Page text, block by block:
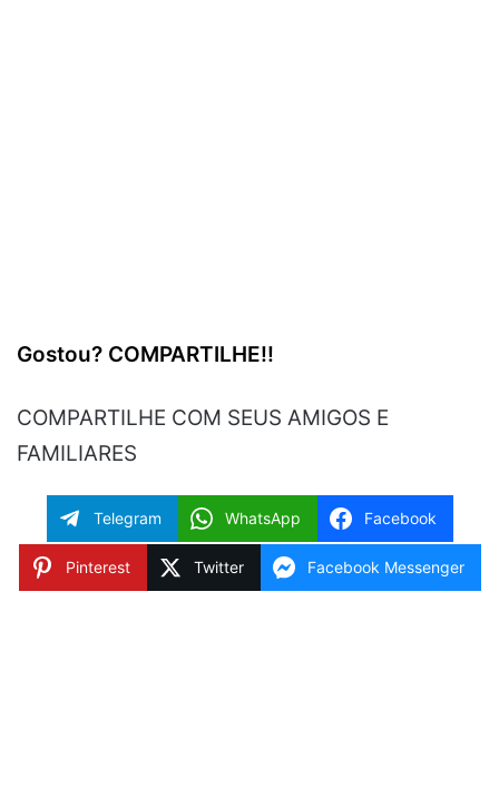
Gostou? COMPARTILHE!!
COMPARTILHE COM SEUS AMIGOS E
FAMILIARES
Telegram WhatsApp Facebook
Pinterest Twitter Facebook Messenger